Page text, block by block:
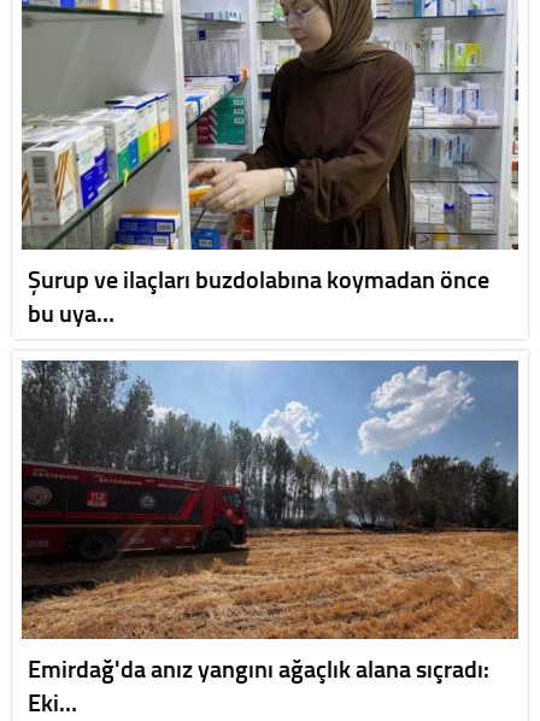
Şurup ve ilaçları buzdolabına koymadan önce
bu uya…
Emirdağ'da anız yangını ağaçlık alana sıçradı:
Eki…